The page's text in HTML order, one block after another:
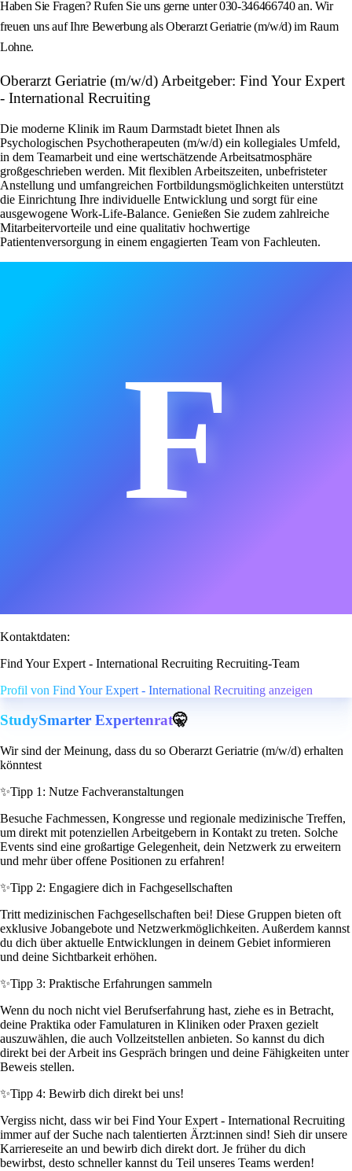
Haben Sie Fragen? Rufen Sie uns gerne unter 030-346466740 an. Wir
freuen uns auf Ihre Bewerbung als Oberarzt Geriatrie (m/w/d) im Raum
Lohne.
Oberarzt Geriatrie (m/w/d) Arbeitgeber: Find Your Expert
- International Recruiting
Die moderne Klinik im Raum Darmstadt bietet Ihnen als
Psychologischen Psychotherapeuten (m/w/d) ein kollegiales Umfeld,
in dem Teamarbeit und eine wertschätzende Arbeitsatmosphäre
großgeschrieben werden. Mit flexiblen Arbeitszeiten, unbefristeter
Anstellung und umfangreichen Fortbildungsmöglichkeiten unterstützt
die Einrichtung Ihre individuelle Entwicklung und sorgt für eine
ausgewogene Work-Life-Balance. Genießen Sie zudem zahlreiche
Mitarbeitervorteile und eine qualitativ hochwertige
Patientenversorgung in einem engagierten Team von Fachleuten.
F
Kontaktdaten:
Find Your Expert - International Recruiting Recruiting-Team
Profil von Find Your Expert - International Recruiting anzeigen
StudySmarter Expertenrat🤫
Wir sind der Meinung, dass du so Oberarzt Geriatrie (m/w/d) erhalten
könntest
✨Tipp 1: Nutze Fachveranstaltungen
Besuche Fachmessen, Kongresse und regionale medizinische Treffen,
um direkt mit potenziellen Arbeitgebern in Kontakt zu treten. Solche
Events sind eine großartige Gelegenheit, dein Netzwerk zu erweitern
und mehr über offene Positionen zu erfahren!
✨Tipp 2: Engagiere dich in Fachgesellschaften
Tritt medizinischen Fachgesellschaften bei! Diese Gruppen bieten oft
exklusive Jobangebote und Netzwerkmöglichkeiten. Außerdem kannst
du dich über aktuelle Entwicklungen in deinem Gebiet informieren
und deine Sichtbarkeit erhöhen.
✨Tipp 3: Praktische Erfahrungen sammeln
Wenn du noch nicht viel Berufserfahrung hast, ziehe es in Betracht,
deine Praktika oder Famulaturen in Kliniken oder Praxen gezielt
auszuwählen, die auch Vollzeitstellen anbieten. So kannst du dich
direkt bei der Arbeit ins Gespräch bringen und deine Fähigkeiten unter
Beweis stellen.
✨Tipp 4: Bewirb dich direkt bei uns!
Vergiss nicht, dass wir bei Find Your Expert - International Recruiting
immer auf der Suche nach talentierten Ärzt:innen sind! Sieh dir unsere
Karriereseite an und bewirb dich direkt dort. Je früher du dich
bewirbst, desto schneller kannst du Teil unseres Teams werden!